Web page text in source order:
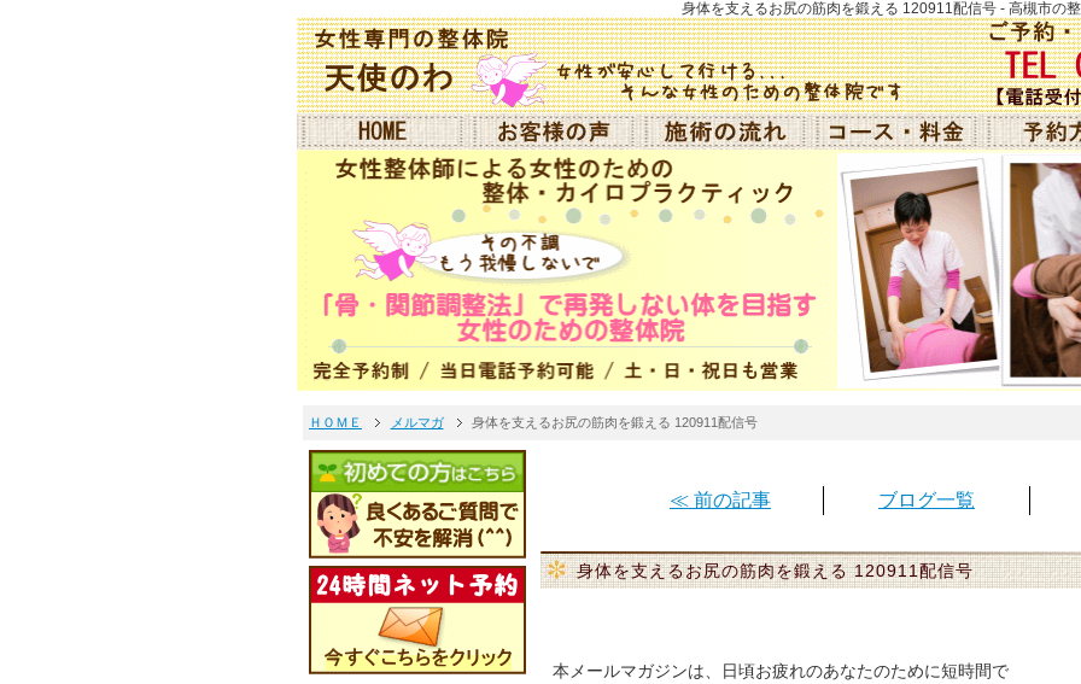
身体を支えるお尻の筋肉を鍛える 120911配信号 - 高槻市の
ＨＯＭＥ メルマガ 身体を支えるお尻の筋肉を鍛える 120911配信号
≪ 前の記事 ブログ一覧
身体を支えるお尻の筋肉を鍛える 120911配信号
本メールマガジンは、日頃お疲れのあなたのために短時間で